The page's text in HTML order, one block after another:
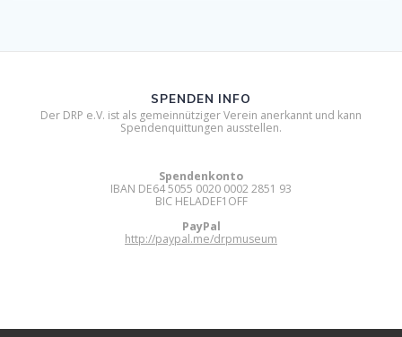
SPENDEN INFO
Der DRP e.V. ist als gemeinnütziger Verein anerkannt und kann
Spendenquittungen ausstellen.
Spendenkonto
IBAN DE64 5055 0020 0002 2851 93
BIC HELADEF1OFF
PayPal
http://paypal.me/drpmuseum